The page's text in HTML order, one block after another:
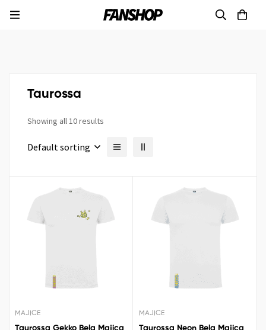
Taurossa
Showing all 10 results
Default sorting
MAJICE
Taurossa Gekko Bela Majica
MAJICE
Taurossa Neon Bela Majica